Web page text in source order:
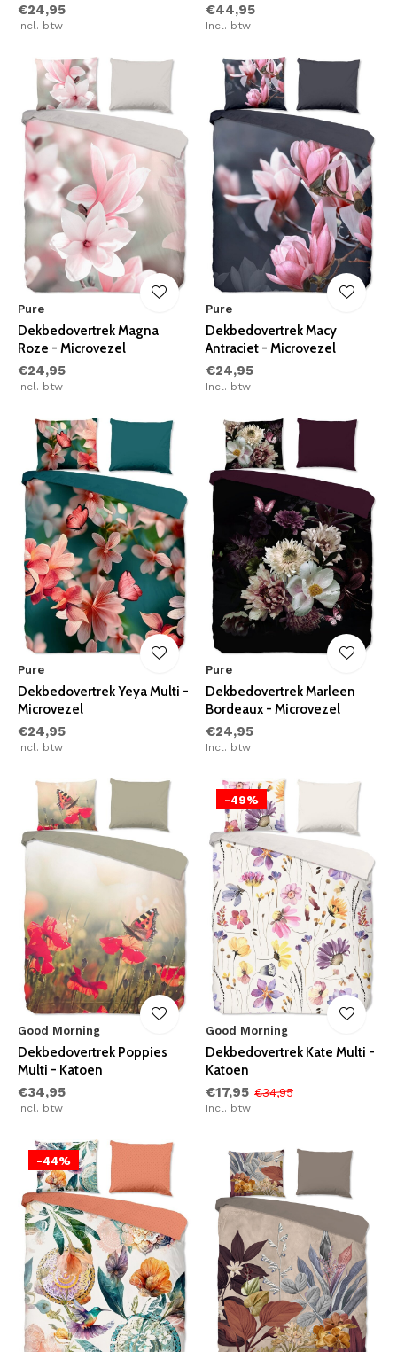
€24,95
Incl. btw
€44,95
Incl. btw
Pure
Dekbedovertrek Magna
Roze - Microvezel
€24,95
Incl. btw
Pure
Dekbedovertrek Macy
Antraciet - Microvezel
€24,95
Incl. btw
Pure
Dekbedovertrek Yeya Multi -
Microvezel
€24,95
Incl. btw
Pure
Dekbedovertrek Marleen
Bordeaux - Microvezel
€24,95
Incl. btw
Good Morning
Dekbedovertrek Poppies
Multi - Katoen
€34,95
Incl. btw
-49%
Good Morning
Dekbedovertrek Kate Multi -
Katoen
€17,95 €34,95
Incl. btw
-44%